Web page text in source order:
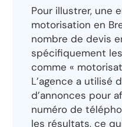
Pour illustrer, une
motorisation en
nombre de devis
spécifiquement
comme «
L’agence a utilisé
d’annonces pour
numéro de
les résultats, ce